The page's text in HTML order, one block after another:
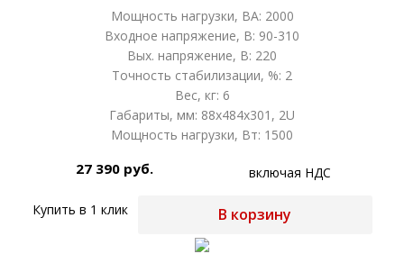
Мощность нагрузки, ВА: 2000
Входное напряжение, В: 90-310
Вых. напряжение, В: 220
Точность стабилизации, %: 2
Вес, кг: 6
Габариты, мм: 88x484x301, 2U
Мощность нагрузки, Вт: 1500
27 390 руб. включая НДС
Купить в 1 клик В корзину